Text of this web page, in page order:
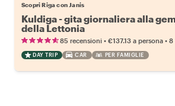
Scopri Riga con Janis
Kuldiga - gita giornaliera alla
della Lettonia
85 recensioni • €137.13 a persona • 8
DAY TRIP CAR PER FAMIGLIE